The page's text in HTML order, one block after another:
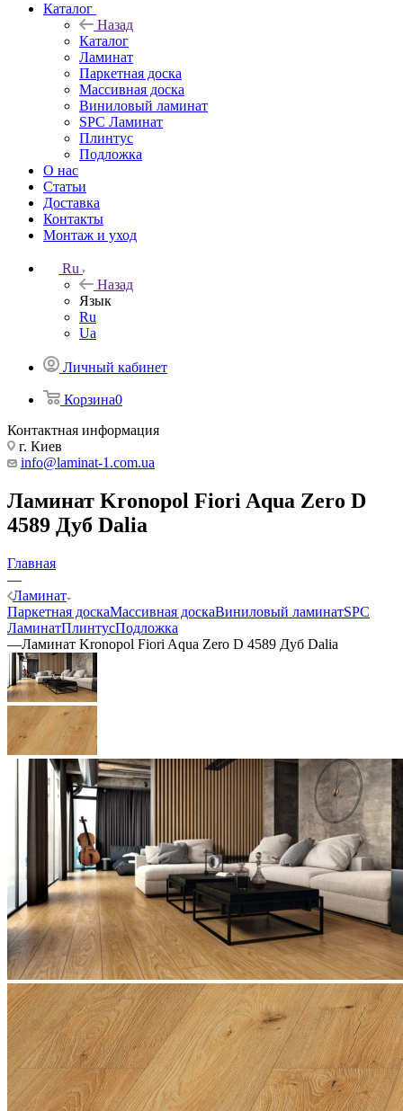
Каталог
Назад
Каталог
Ламинат
Паркетная доска
Массивная доска
Виниловый ламинат
SPC Ламинат
Плинтус
Подложка
О нас
Статьи
Доставка
Контакты
Монтаж и уход
Ru
Назад
Язык
Ru
Ua
Личный кабинет
Корзина0
Контактная информация
г. Киев
info@laminat-1.com.ua
Ламинат Kronopol Fiori Aqua Zero D
4589 Дуб Dalia
Главная
—
Ламинат
Паркетная доскаМассивная доскаВиниловый ламинатSPC
ЛаминатПлинтусПодложка
—Ламинат Kronopol Fiori Aqua Zero D 4589 Дуб Dalia